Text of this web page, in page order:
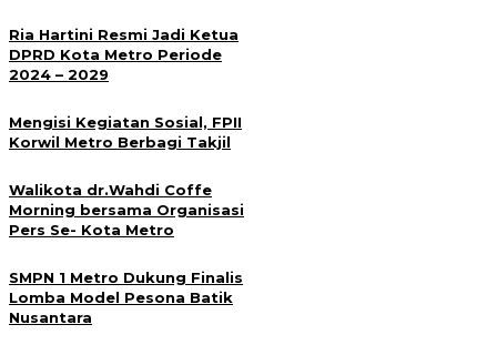
Ria Hartini Resmi Jadi Ketua
DPRD Kota Metro Periode
2024 – 2029
Mengisi Kegiatan Sosial, FPII
Korwil Metro Berbagi Takjil
Walikota dr.Wahdi Coffe
Morning bersama Organisasi
Pers Se- Kota Metro
SMPN 1 Metro Dukung Finalis
Lomba Model Pesona Batik
Nusantara